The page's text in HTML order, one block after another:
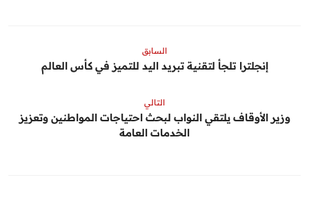
السابق
إنجلترا تلجأ لتقنية تبريد اليد للتميز في كأس العالم
التالي
وزير الأوقاف يلتقي النواب لبحث احتياجات المواطنين وتعزيز
الخدمات العامة